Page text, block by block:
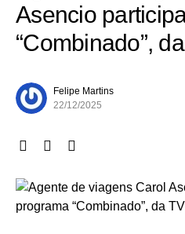
Asencio
“Combinado”,
Felipe Martins
22/12/2025